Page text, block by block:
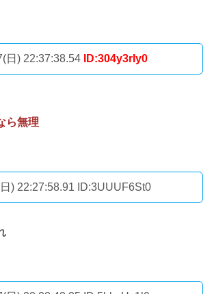
日) 22:37:38.54 ID:304y3rIy0
ら無理
) 22:27:58.91 ID:3UUUF6St0